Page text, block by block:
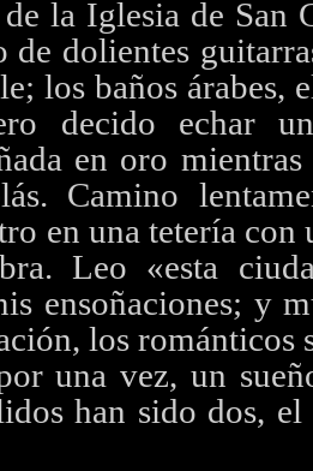
la Iglesia de San
de dolientes
los baños árabes,
decido echar
en oro
Camino
en una tetería con
Leo «esta
ensoñaciones; y
los románticos
una vez, un
han sido dos,